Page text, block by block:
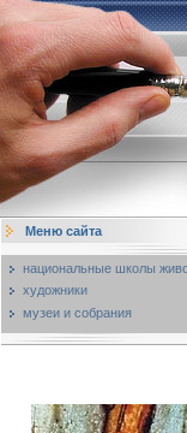
Меню сайта
национальные школы
художники
музеи и собрания